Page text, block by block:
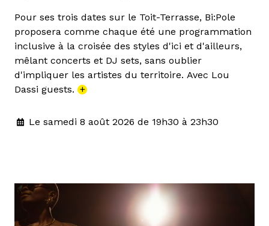
Pour ses trois dates sur le Toit-Terrasse, Bi:Pole
proposera comme chaque été une programmation
inclusive à la croisée des styles d'ici et d'ailleurs,
mêlant concerts et DJ sets, sans oublier
d'impliquer les artistes du territoire. Avec Lou
Dassi guests. +
Le samedi 8 août 2026 de 19h30 à 23h30